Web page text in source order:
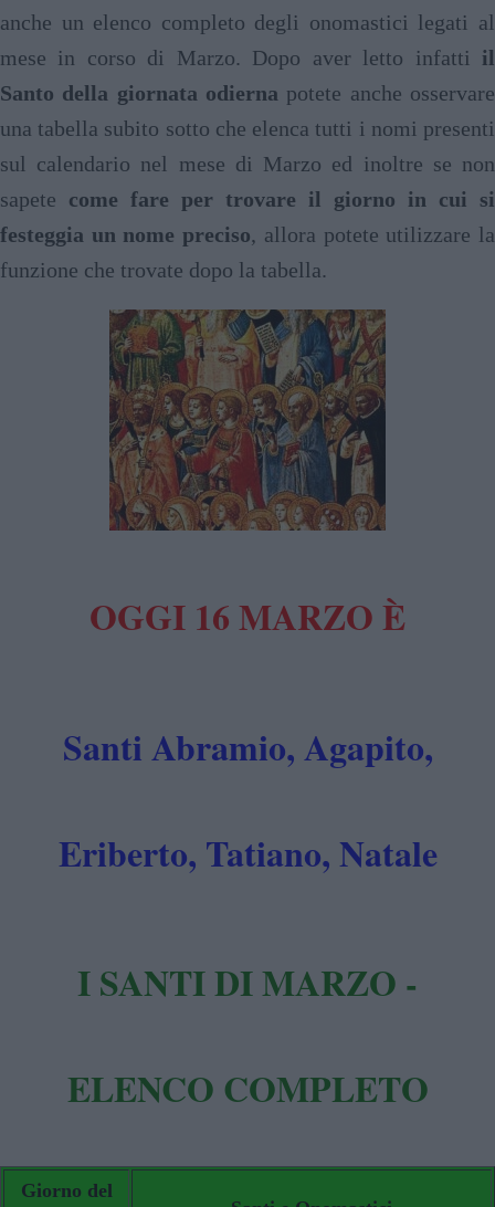
anche un elenco completo degli onomastici legati al
mese in corso di Marzo. Dopo aver letto infatti il
Santo della giornata odierna potete anche osservare
una tabella subito sotto che elenca tutti i nomi presenti
sul calendario nel mese di Marzo ed inoltre se non
sapete come fare per trovare il giorno in cui si
festeggia un nome preciso, allora potete utilizzare la
funzione che trovate dopo la tabella.
OGGI 16 MARZO È
Santi Abramio, Agapito,
Eriberto, Tatiano, Natale
I SANTI DI MARZO -
ELENCO COMPLETO
Giorno del